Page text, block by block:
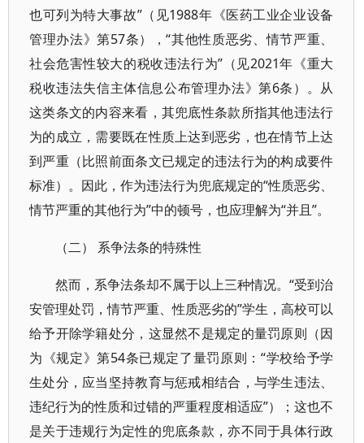
也可列为特大事故”（见1988年《医药工业企业设备
管理办法》第57条），“其他性质恶劣、情节严重、
社会危害性较大的税收违法行为”（见2021年《重大
税收违法失信主体信息公布管理办法》第6条）。从
这类条文的内容来看，其兜底性条款所指其他违法行
为的成立，需要既在性质上达到恶劣，也在情节上达
到严重（比照前面条文已规定的违法行为的构成要件
标准）。因此，作为违法行为兜底规定的“性质恶劣、
情节严重的其他行为”中的顿号，也应理解为“并且”。
（二） 系争法条的特殊性
然而，系争法条却不属于以上三种情况。“受到治
安管理处罚，情节严重、性质恶劣的”学生，高校可以
给予开除学籍处分，这显然不是规定的量罚原则（因
为《规定》第54条已规定了量罚原则：“学校给予学
生处分，应当坚持教育与惩戒相结合，与学生违法、
违纪行为的性质和过错的严重程度相适应”）；这也不
是关于违规行为定性的兜底条款，亦不同于具体行政